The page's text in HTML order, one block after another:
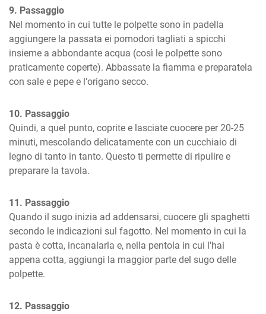
9. Passaggio
Nel momento in cui tutte le polpette sono in padella
aggiungere la passata ei pomodori tagliati a spicchi
insieme a abbondante acqua (così le polpette sono
praticamente coperte). Abbassate la fiamma e preparatela
con sale e pepe e l'origano secco.
10. Passaggio
Quindi, a quel punto, coprite e lasciate cuocere per 20-25
minuti, mescolando delicatamente con un cucchiaio di
legno di tanto in tanto. Questo ti permette di ripulire e
preparare la tavola.
11. Passaggio
Quando il sugo inizia ad addensarsi, cuocere gli spaghetti
secondo le indicazioni sul fagotto. Nel momento in cui la
pasta è cotta, incanalarla e, nella pentola in cui l'hai
appena cotta, aggiungi la maggior parte del sugo delle
polpette.
12. Passaggio